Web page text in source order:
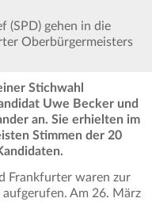
(SPD) gehen in die
Oberbürgermeisters
Stichwahl
Uwe Becker und
an. Sie erhielten im
Stimmen der 20
Frankfurter waren zur
Am 26. März